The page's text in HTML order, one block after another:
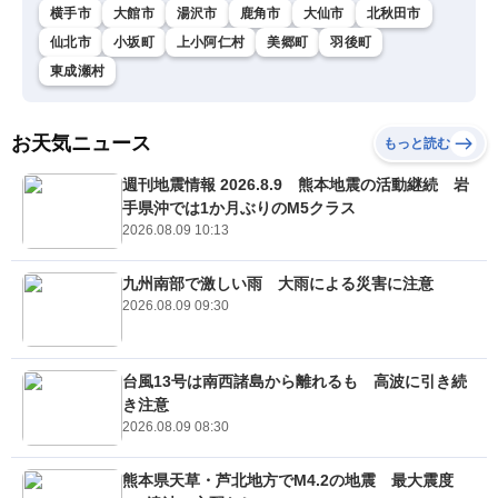
横手市 大館市 湯沢市 鹿角市 大仙市
北秋田市
仙北市
小坂町 上小阿仁村 美郷町
羽後町
東成瀬村
お天気ニュース もっと読む
週刊地震情報 2026.8.9 熊本地震の活動継続 岩
手県沖では1か月ぶりのM5クラス
2026.08.09 10:13
九州南部で激しい雨 大雨による災害に注意
2026.08.09 09:30
台風13号は南西諸島から離れるも 高波に引き続
き注意
2026.08.09 08:30
熊本県天草・芦北地方でM4.2の地震 最大震度